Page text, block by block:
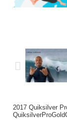
2017 Quiksilver